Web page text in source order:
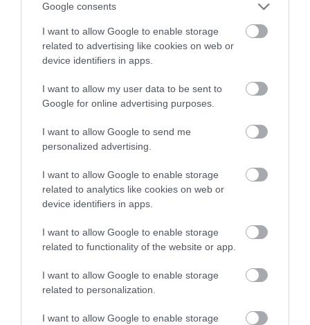
Google consents
I want to allow Google to enable storage
related to advertising like cookies on web or
device identifiers in apps.
I want to allow my user data to be sent to
Google for online advertising purposes.
I want to allow Google to send me
personalized advertising.
I want to allow Google to enable storage
related to analytics like cookies on web or
device identifiers in apps.
I want to allow Google to enable storage
related to functionality of the website or app.
I want to allow Google to enable storage
related to personalization.
I want to allow Google to enable storage
Az utazók a legnagyobb kényelemben fedezhetik fel
Fotó: Shutterstock
Ezután következik egy újabb, hatórás repülőút az
Delhibe, ahonnan Agra és Jaipur felfedezésére
repülőút során eljutnak a dél-afrikaiJohnnesburgba,
Fokvárosba.